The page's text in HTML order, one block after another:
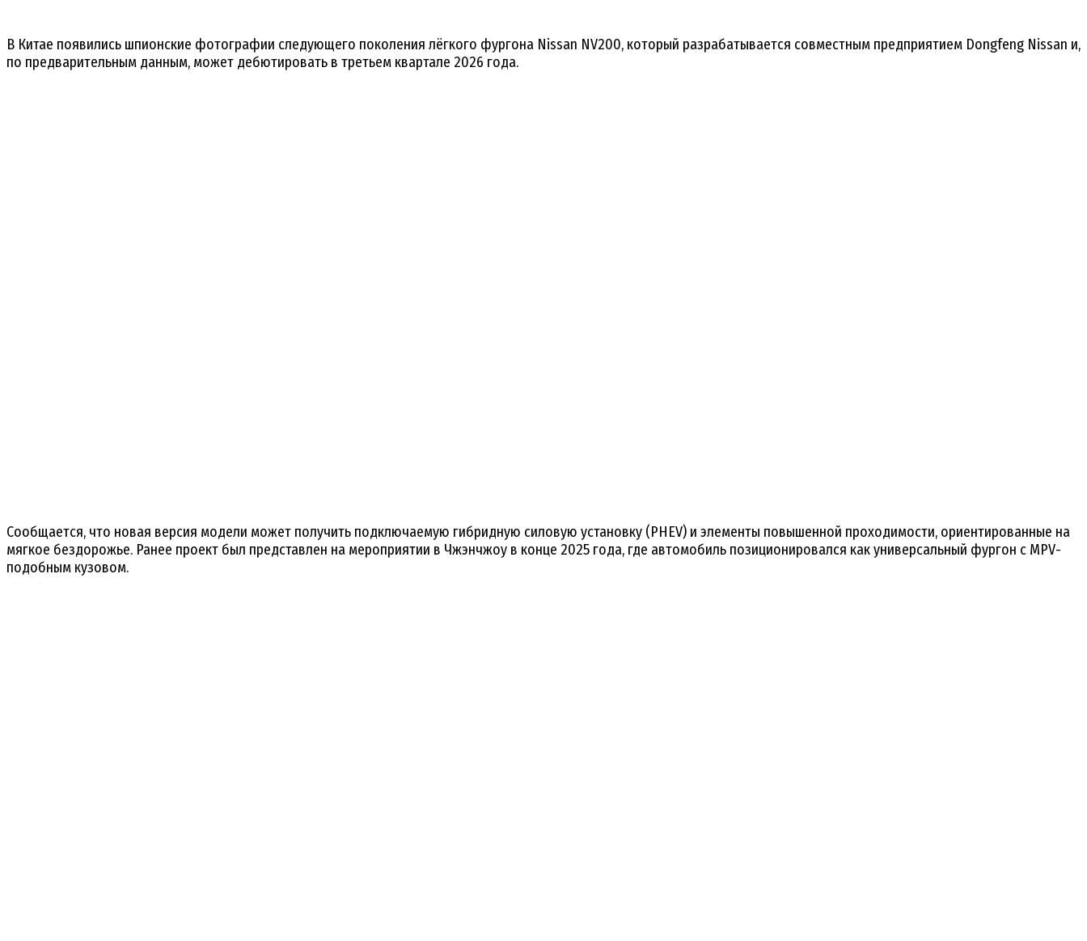
В Китае появились шпионские фотографии следующего поколения лёгкого фургона Nissan NV200, который разрабатывается совместным предприятием Dongfeng Nissan и,
по предварительным данным, может дебютировать в третьем квартале 2026 года.
Сообщается, что новая версия модели может получить подключаемую гибридную силовую установку (PHEV) и элементы повышенной проходимости, ориентированные на
мягкое бездорожье. Ранее проект был представлен на мероприятии в Чжэнчжоу в конце 2025 года, где автомобиль позиционировался как универсальный фургон с MPV-
подобным кузовом.